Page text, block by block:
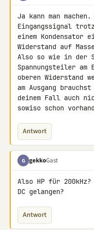
Ja kann man
Eingangssignal
einem Kondensator
Widerstand auf
Also so wie in der
Spannungsteiler am
oberen Widerstand
am Ausgang
deinem Fall auch
sowiso schon
Antwort
G gekkoGast
Also HP für 200kHz?
DC gelangen?
Antwort